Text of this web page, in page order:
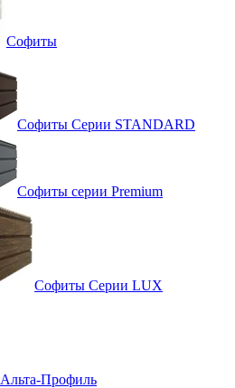
Софиты
Софиты Серии STANDARD
Софиты серии Premium
Софиты Серии LUX
Альта-Профиль